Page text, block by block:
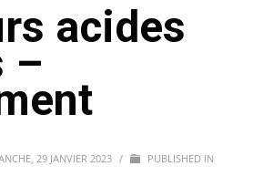
acides
–
29 JANVIER 2023 /
PUBLISHED IN